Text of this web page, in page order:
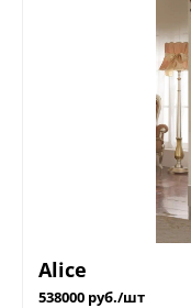
Alice
538000 руб./шт